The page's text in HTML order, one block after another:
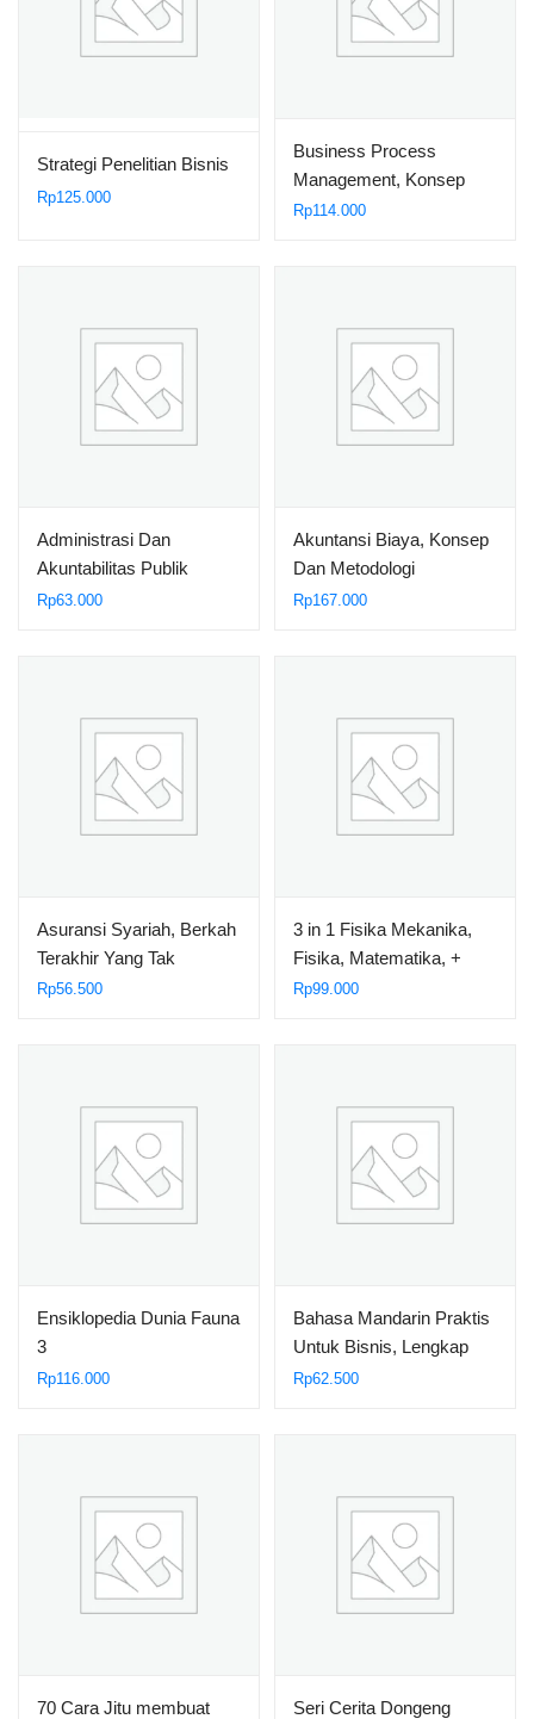
Strategi Penelitian Bisnis
Rp125.000
Business Process
Management, Konsep
dan Implementasi
Rp114.000
Administrasi Dan
Akuntabilitas Publik
Rp63.000
Akuntansi Biaya, Konsep
Dan Metodologi
Penggolangan Biaya
Rp167.000
Asuransi Syariah, Berkah
Terakhir Yang Tak
Terduga
Rp56.500
3 in 1 Fisika Mekanika,
Fisika, Matematika, +
Olimpiade Untuk
Rp99.000
Ensiklopedia Dunia Fauna
3
Rp116.000
Bahasa Mandarin Praktis
Untuk Bisnis, Lengkap
Dengan Fonetik Dan
Rp62.500
70 Cara Jitu membuat
Seri Cerita Dongeng